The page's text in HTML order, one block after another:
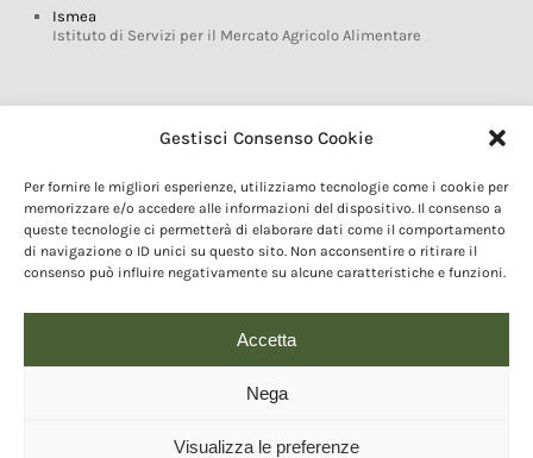
Gestisci Consenso Cookie
Per fornire le migliori esperienze, utilizziamo tecnologie come i cookie per
memorizzare e/o accedere alle informazioni del dispositivo. Il consenso a
queste tecnologie ci permetterà di elaborare dati come il comportamento
di navigazione o ID unici su questo sito. Non acconsentire o ritirare il
consenso può influire negativamente su alcune caratteristiche e funzioni.
Accetta
Nega
Visualizza le preferenze
Ismea
Istituto di Servizi per il Mercato Agricolo Alimentare
Glossario DOP IGP
Marchi DOP IGP
Normativa prodotti DOP IGP
Consorzi di Tutela
Farm To Fork e prodotti DOP IGP